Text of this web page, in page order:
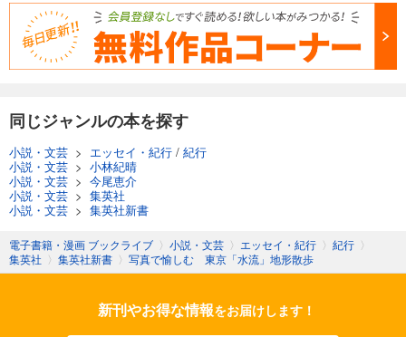
同じジャンルの本を探す
小説・文芸 > エッセイ・紀行 / 紀行
小説・文芸 > 小林紀晴
小説・文芸 > 今尾恵介
小説・文芸 > 集英社
小説・文芸 > 集英社新書
電子書籍・漫画 ブックライブ 〉 小説・文芸 〉 エッセイ・紀行 〉 紀行 〉
集英社 〉 集英社新書 〉 写真で愉しむ 東京「水流」地形散歩
新刊やお得な情報をお届けします！